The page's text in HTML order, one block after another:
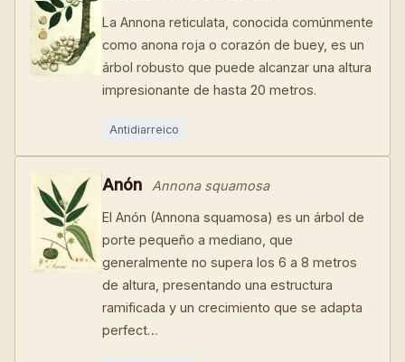
La Annona reticulata, conocida comúnmente
como anona roja o corazón de buey, es un
árbol robusto que puede alcanzar una altura
impresionante de hasta 20 metros.
Antidiarreico
Anón Annona squamosa
El Anón (Annona squamosa) es un árbol de
porte pequeño a mediano, que
generalmente no supera los 6 a 8 metros
de altura, presentando una estructura
ramificada y un crecimiento que se adapta
perfect…